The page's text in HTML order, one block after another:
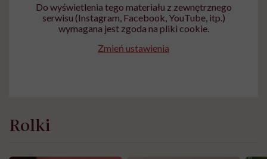
Do wyświetlenia tego materiału z zewnętrznego
serwisu (Instagram, Facebook, YouTube, itp.)
wymagana jest zgoda na pliki cookie.
Zmień ustawienia
Rolki